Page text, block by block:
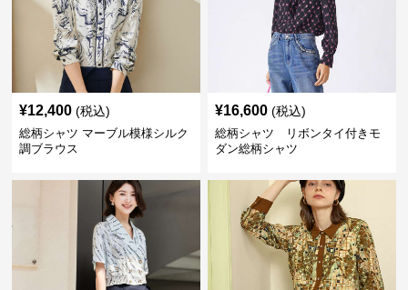
¥12,400 (税込)
総柄シャツ マーブル模様シルク
調ブラウス
¥16,600 (税込)
総柄シャツ リボンタイ付きモ
ダン総柄シャツ